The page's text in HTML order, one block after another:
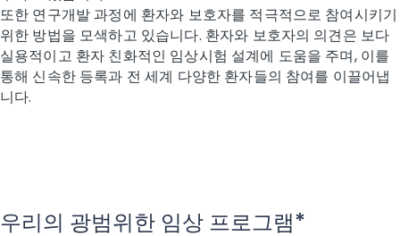
또한 연구개발 과정에 환자와 보호자를 적극적으로 참여시키기
위한 방법을 모색하고 있습니다. 환자와 보호자의 의견은 보다
실용적이고 환자 친화적인 임상시험 설계에 도움을 주며, 이를
통해 신속한 등록과 전 세계 다양한 환자들의 참여를 이끌어냅
니다.
우리의 광범위한 임상 프로그램*